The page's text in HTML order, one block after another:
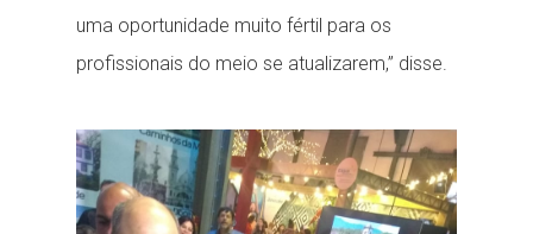
uma oportunidade muito fértil para os
profissionais do meio se atualizarem,” disse.